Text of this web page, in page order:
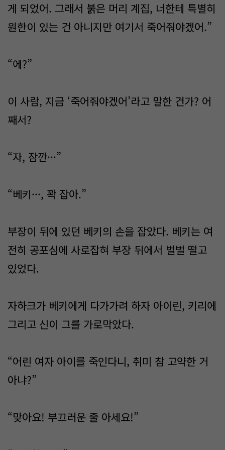
게 되었어. 그래서 붉은 머리 계집, 너한테 특별히
원한이 있는 건 아니지만 여기서 죽어줘야겠어.”
“에?”
이 사람, 지금 ‘죽어줘야겠어’라고 말한 건가? 어
째서?
“자, 잠깐···”
“베키···, 꽉 잡아.”
부장이 뒤에 있던 베키의 손을 잡았다. 베키는 여
전히 공포심에 사로잡혀 부장 뒤에서 벌벌 떨고
있었다.
자하크가 베키에게 다가가려 하자 아이린, 키리에
그리고 신이 그를 가로막았다.
“어린 여자 아이를 죽인다니, 취미 참 고약한 거
아냐?”
“맞아요! 부끄러운 줄 아세요!”